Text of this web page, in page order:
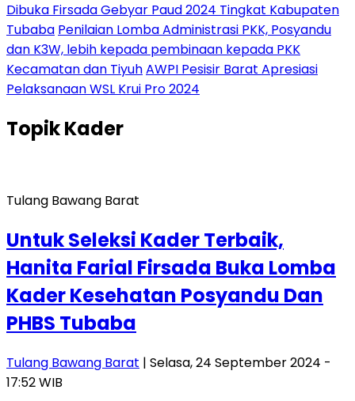
Dibuka Firsada Gebyar Paud 2024 Tingkat Kabupaten
Tubaba Penilaian Lomba Administrasi PKK, Posyandu
dan K3W, lebih kepada pembinaan kepada PKK
Kecamatan dan TiyuhAWPI Pesisir Barat Apresiasi
Pelaksanaan WSL Krui Pro 2024
TopikKader
Tulang Bawang Barat
Untuk Seleksi Kader Terbaik,
Hanita Farial Firsada Buka Lomba
Kader Kesehatan Posyandu Dan
PHBS Tubaba
Tulang Bawang Barat | Selasa, 24 September 2024 -
17:52 WIB